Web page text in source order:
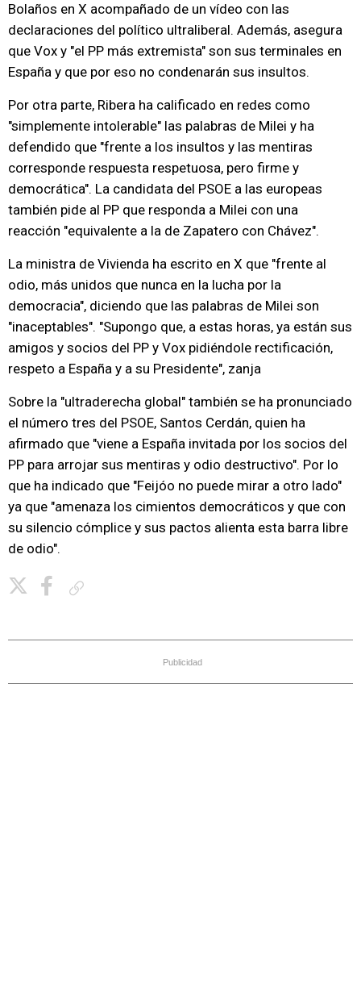
Bolaños en X acompañado de un vídeo con las
declaraciones del político ultraliberal. Además, asegura
que Vox y "el PP más extremista" son sus terminales en
España y que por eso no condenarán sus insultos.
Por otra parte, Ribera ha calificado en redes como
"simplemente intolerable" las palabras de Milei y ha
defendido que "frente a los insultos y las mentiras
corresponde respuesta respetuosa, pero firme y
democrática". La candidata del PSOE a las europeas
también pide al PP que responda a Milei con una
reacción "equivalente a la de Zapatero con Chávez".
La ministra de Vivienda ha escrito en X que "frente al
odio, más unidos que nunca en la lucha por la
democracia", diciendo que las palabras de Milei son
"inaceptables". "Supongo que, a estas horas, ya están sus
amigos y socios del PP y Vox pidiéndole rectificación,
respeto a España y a su Presidente", zanja
Sobre la "ultraderecha global" también se ha pronunciado
el número tres del PSOE, Santos Cerdán, quien ha
afirmado que "viene a España invitada por los socios del
PP para arrojar sus mentiras y odio destructivo". Por lo
que ha indicado que "Feijóo no puede mirar a otro lado"
ya que "amenaza los cimientos democráticos y que con
su silencio cómplice y sus pactos alienta esta barra libre
de odio".
Publicidad